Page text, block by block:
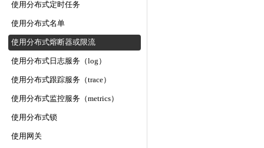
使用分布式定时任务
使用分布式名单
使用分布式熔断器或限流
使用分布式日志服务（log）
使用分布式跟踪服务（trace）
使用分布式监控服务（metrics）
使用分布式锁
使用网关